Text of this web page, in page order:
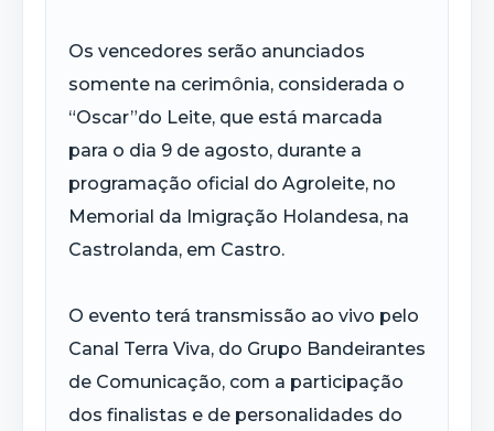
Os vencedores serão anunciados
somente na cerimônia, considerada o
“Oscar”do Leite, que está marcada
para o dia 9 de agosto, durante a
programação oficial do Agroleite, no
Memorial da Imigração Holandesa, na
Castrolanda, em Castro.
O evento terá transmissão ao vivo pelo
Canal Terra Viva, do Grupo Bandeirantes
de Comunicação, com a participação
dos finalistas e de personalidades do